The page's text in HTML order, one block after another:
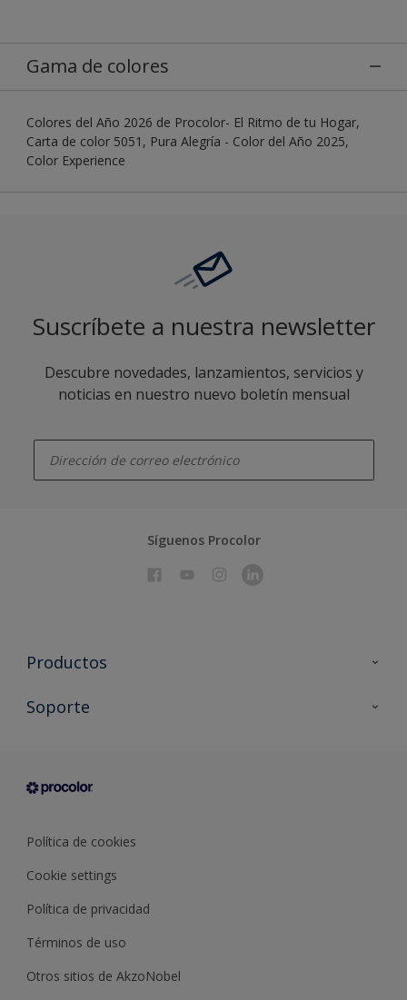
Gama de colores
Colores del Año 2026 de Procolor- El Ritmo de tu Hogar,
Carta de color 5051, Pura Alegría - Color del Año 2025,
Color Experience
Suscríbete a nuestra newsletter
Descubre novedades, lanzamientos, servicios y
noticias en nuestro nuevo boletín mensual
Síguenos Procolor
Productos
Todos los productos
Condiciones generales de venta
Soporte
Sobre Procolor
Política de cookies
Cookie settings
Política de privacidad
Términos de uso
Otros sitios de AkzoNobel